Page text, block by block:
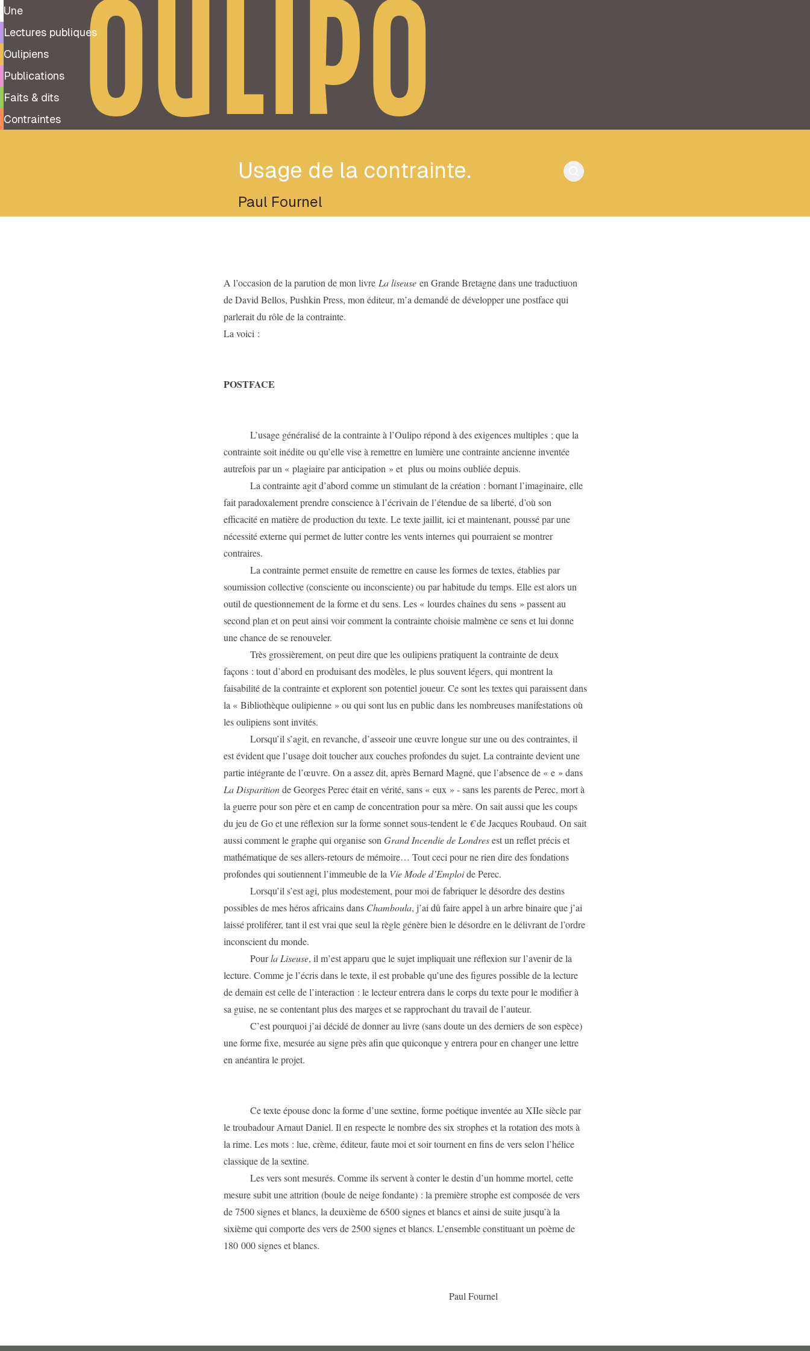
Une
Lectures publiques
Oulipiens
Publications
Faits & dits
Contraintes
OULIPO
Usage de la contrainte.
Paul Fournel
A l’occasion de la parution de mon livre La liseuseen Grande Bretagne dans une traductiuon
de David Bellos, Pushkin Press, mon éditeur, m’a demandé de développer une postface qui
parlerait du rôle de la contrainte.
La voici :
POSTFACE
L’usage généralisé de la contrainte à l’Oulipo répond à des exigences multiples ; que la
contrainte soit inédite ou qu’elle vise à remettre en lumière une contrainte ancienne inventée
autrefois par un « plagiaire par anticipation » et plus ou moins oubliée depuis.
La contrainte agit d’abord comme un stimulant de la création : bornant l’imaginaire, elle
fait paradoxalement prendre conscience à l’écrivain de l’étendue de sa liberté, d’où son
efficacité en matière de production du texte. Le texte jaillit, ici et maintenant, poussé par une
nécessité externe qui permet de lutter contre les vents internes qui pourraient se montrer
contraires.
La contrainte permet ensuite de remettre en cause les formes de textes, établies par
soumission collective (consciente ou inconsciente) ou par habitude du temps. Elle est alors un
outil de questionnement de la forme et du sens. Les « lourdes chaînes du sens » passent au
second plan et on peut ainsi voir comment la contrainte choisie malmène ce sens et lui donne
une chance de se renouveler.
Très grossièrement, on peut dire que les oulipiens pratiquent la contrainte de deux
façons : tout d’abord en produisant des modèles, le plus souvent légers, qui montrent la
faisabilité de la contrainte et explorent son potentiel joueur. Ce sont les textes qui paraissent dans
la « Bibliothèque oulipienne » ou qui sont lus en public dans les nombreuses manifestations où
les oulipiens sont invités.
Lorsqu’il s’agit, en revanche, d’asseoir une œuvre longue sur une ou des contraintes, il
est évident que l’usage doit toucher aux couches profondes du sujet. La contrainte devient une
partie intégrante de l’œuvre. On a assez dit, après Bernard Magné, que l’absence de « e » dans
La Disparitionde Georges Perec était en vérité, sans « eux » - sans les parents de Perec, mort à
la guerre pour son père et en camp de concentration pour sa mère. On sait aussi que les coups
du jeu de Go et une réflexion sur la forme sonnet sous-tendent le €de Jacques Roubaud. On sait
aussi comment le graphe qui organise son Grand Incendie de Londresest un reflet précis et
mathématique de ses allers-retours de mémoire… Tout ceci pour ne rien dire des fondations
profondes qui soutiennent l’immeuble de la Vie Mode d’Emploide Perec.
Lorsqu’il s’est agi, plus modestement, pour moi de fabriquer le désordre des destins
possibles de mes héros africains dans Chamboula, j’ai dû faire appel à un arbre binaire que j’ai
laissé proliférer, tant il est vrai que seul la règle génère bien le désordre en le délivrant de l’ordre
inconscient du monde.
Pourla Liseuse, il m’est apparu que le sujet impliquait une réflexion sur l’avenir de la
lecture. Comme je l’écris dans le texte, il est probable qu’une des figures possible de la lecture
de demain est celle de l’interaction : le lecteur entrera dans le corps du texte pour le modifier à
sa guise, ne se contentant plus des marges et se rapprochant du travail de l’auteur.
C’est pourquoi j’ai décidé de donner au livre (sans doute un des derniers de son espèce)
une forme fixe, mesurée au signe près afin que quiconque y entrera pour en changer une lettre
en anéantira le projet.
Ce texte épouse donc la forme d’une sextine, forme poétique inventée au XIIe siècle par
le troubadour Arnaut Daniel. Il en respecte le nombre des six strophes et la rotation des mots à
la rime. Les mots : lue, crème, éditeur, faute moi et soir tournent en fins de vers selon l’hélice
classique de la sextine.
Les vers sont mesurés. Comme ils servent à conter le destin d’un homme mortel, cette
mesure subit une attrition (boule de neige fondante) : la première strophe est composée de vers
de 7500 signes et blancs, la deuxième de 6500 signes et blancs et ainsi de suite jusqu’à la
sixième qui comporte des vers de 2500 signes et blancs. L’ensemble constituant un poème de
180 000 signes et blancs.
Paul Fournel